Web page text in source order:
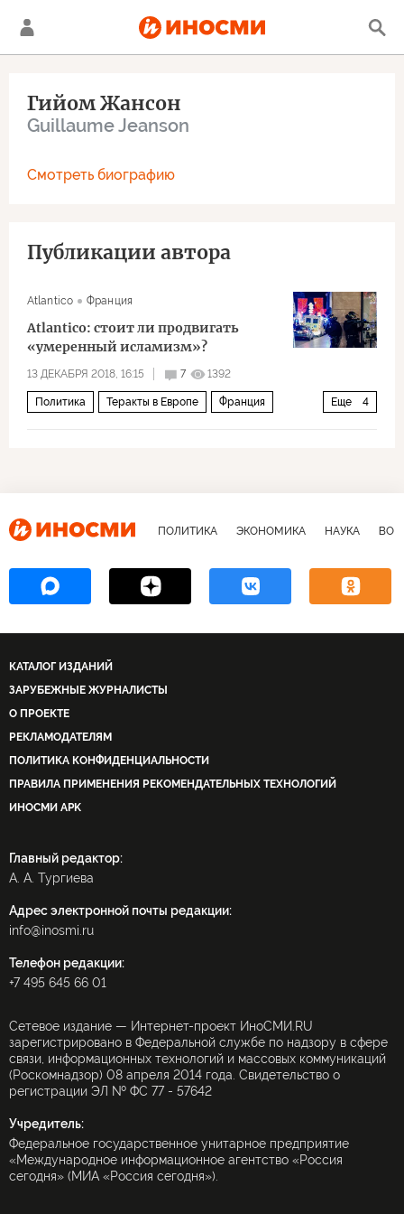
Гийом Жансон
Guillaume Jeanson
Смотреть биографию
Публикации автора
Atlantico Франция
Atlantico: стоит ли продвигать
«умеренный исламизм»?
13 ДЕКАБРЯ 2018, 16:15 7 1392
Еще 4
Политика Теракты в Европе Франция
ПОЛИТИКА ЭКОНОМИКА НАУКА
КАТАЛОГ ИЗДАНИЙ
ЗАРУБЕЖНЫЕ ЖУРНАЛИСТЫ
О ПРОЕКТЕ
РЕКЛАМОДАТЕЛЯМ
ПОЛИТИКА КОНФИДЕНЦИАЛЬНОСТИ
ПРАВИЛА ПРИМЕНЕНИЯ РЕКОМЕНДАТЕЛЬНЫХ ТЕХНОЛОГИЙ
ИНОСМИ APK
Главный редактор:
А. А. Тургиева
Адрес электронной почты редакции:
info@inosmi.ru
Телефон редакции:
+7 495 645 66 01
Сетевое издание — Интернет-проект ИноСМИ.RU
зарегистрировано в Федеральной службе по надзору в сфере
связи, информационных технологий и массовых коммуникаций
(Роскомнадзор) 08 апреля 2014 года. Свидетельство о
регистрации ЭЛ № ФС 77 - 57642
Учредитель:
Федеральное государственное унитарное предприятие
«Международное информационное агентство «Россия
сегодня» (МИА «Россия сегодня»).